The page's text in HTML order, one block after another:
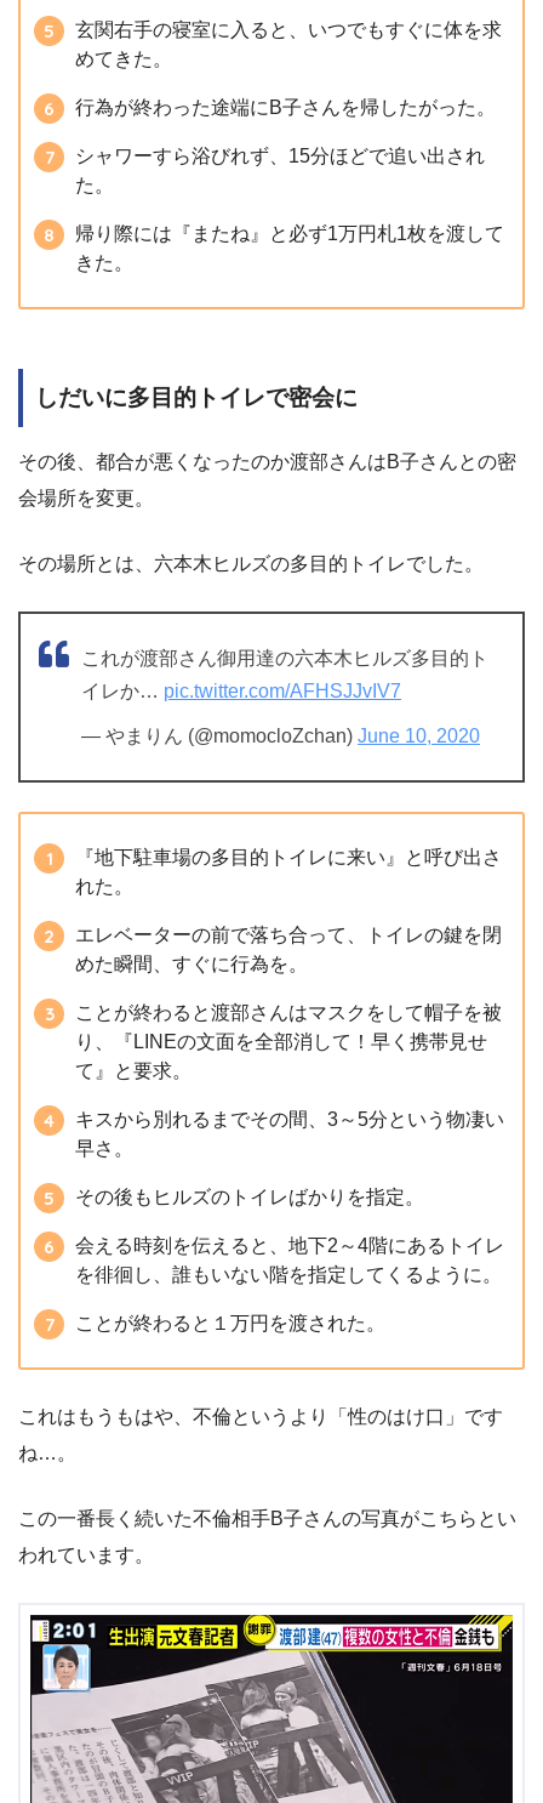
玄関右手の寝室に入ると、いつでもすぐに体を求
めてきた。
行為が終わった途端にB子さんを帰したがった。
シャワーすら浴びれず、15分ほどで追い出され
た。
帰り際には『またね』と必ず1万円札1枚を渡して
きた。
しだいに多目的トイレで密会に
その後、都合が悪くなったのか渡部さんはB子さんとの密
会場所を変更。
その場所とは、六本木ヒルズの多目的トイレでした。
これが渡部さん御用達の六本木ヒルズ多目的ト
イレか… pic.twitter.com/AFHSJJvIV7
— やまりん (@momocloZchan) June 10, 2020
『地下駐車場の多目的トイレに来い』と呼び出さ
れた。
エレベーターの前で落ち合って、トイレの鍵を閉
めた瞬間、すぐに行為を。
ことが終わると渡部さんはマスクをして帽子を被
り、『LINEの文面を全部消して！早く携帯見せ
て』と要求。
キスから別れるまでその間、3～5分という物凄い
早さ。
その後もヒルズのトイレばかりを指定。
会える時刻を伝えると、地下2～4階にあるトイレ
を徘徊し、誰もいない階を指定してくるように。
ことが終わると１万円を渡された。
これはもうもはや、不倫というより「性のはけ口」です
ね…。
この一番長く続いた不倫相手B子さんの写真がこちらとい
われています。